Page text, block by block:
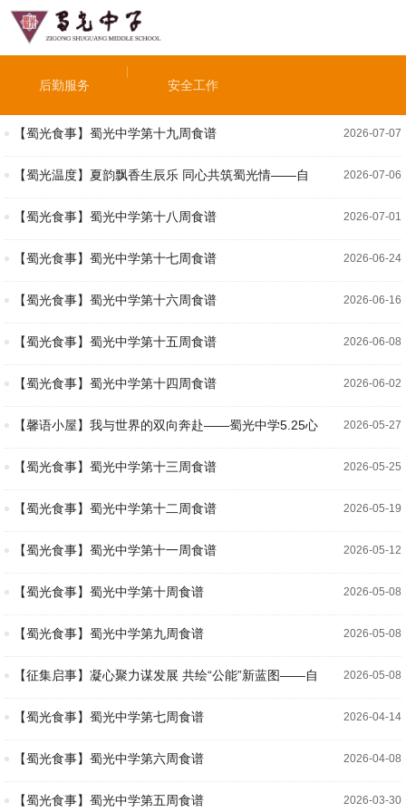
后勤服务 安全工作
【蜀光食事】蜀光中学第十九周食谱 2026-07-07
【蜀光温度】夏韵飘香生辰乐 同心共筑蜀光情——自
2026-07-06
【蜀光食事】蜀光中学第十八周食谱 2026-07-01
【蜀光食事】蜀光中学第十七周食谱 2026-06-24
【蜀光食事】蜀光中学第十六周食谱 2026-06-16
【蜀光食事】蜀光中学第十五周食谱 2026-06-08
【蜀光食事】蜀光中学第十四周食谱 2026-06-02
【馨语小屋】我与世界的双向奔赴——蜀光中学5.25心
2026-05-27
【蜀光食事】蜀光中学第十三周食谱 2026-05-25
【蜀光食事】蜀光中学第十二周食谱 2026-05-19
【蜀光食事】蜀光中学第十一周食谱 2026-05-12
【蜀光食事】蜀光中学第十周食谱 2026-05-08
【蜀光食事】蜀光中学第九周食谱 2026-05-08
【征集启事】凝心聚力谋发展 共绘“公能”新蓝图——自
2026-05-08
【蜀光食事】蜀光中学第七周食谱 2026-04-14
【蜀光食事】蜀光中学第六周食谱 2026-04-08
【蜀光食事】蜀光中学第五周食谱 2026-03-30